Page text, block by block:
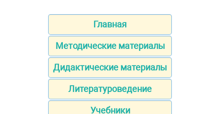
Главная
Методические материалы
Дидактические материалы
Литературоведение
Учебники